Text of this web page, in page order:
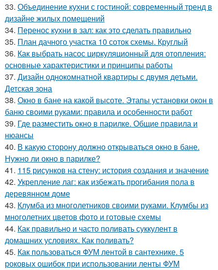
33. Объединение кухни с гостиной: современный тренд в
дизайне жилых помещений
34. Перенос кухни в зал: как это сделать правильно
35. План дачного участка 10 соток схемы. Круглый
36. Как выбрать насос циркуляционный для отопления:
основные характеристики и принципы работы
37. Дизайн однокомнатной квартиры с двумя детьми.
Детская зона
38. Окно в бане на какой высоте. Этапы установки окон в
баню своими руками: правила и особенности работ
39. Где разместить окно в парилке. Общие правила и
нюансы
40. В какую сторону должно открываться окно в бане.
Нужно ли окно в парилке?
41. 115 рисунков на стену: история создания и значение
42. Укрепление лаг: как избежать прогибания пола в
деревянном доме
43. Клумба из многолетников своими руками. Клумбы из
многолетних цветов фото и готовые схемы
44. Как правильно и часто поливать суккулент в
домашних условиях. Как поливать?
45. Как пользоваться ФУМ лентой в сантехнике. 5
роковых ошибок при использовании ленты ФУМ